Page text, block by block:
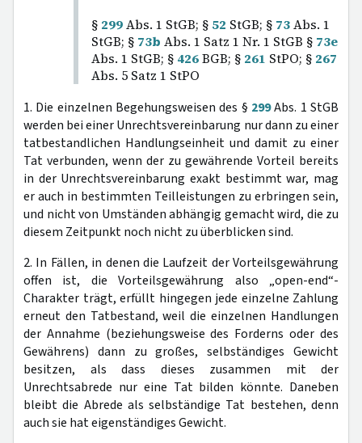
§ 299Abs. 1 StGB; § 52 StGB; § 73Abs. 1
StGB; § 73b Abs. 1 Satz 1 Nr. 1 StGB § 73e
Abs. 1 StGB; § 426BGB; § 261 StPO; § 267
Abs. 5 Satz 1 StPO
1. Die einzelnen Begehungsweisen des § 299Abs. 1 StGB
werden bei einer Unrechtsvereinbarung nur dann zu einer
tatbestandlichen Handlungseinheit und damit zu einer
Tat verbunden, wenn der zu gewährende Vorteil bereits
in der Unrechtsvereinbarung exakt bestimmt war, mag
er auch in bestimmten Teilleistungen zu erbringen sein,
und nicht von Umständen abhängig gemacht wird, die zu
diesem Zeitpunkt noch nicht zu überblicken sind.
2. In Fällen, in denen die Laufzeit der Vorteilsgewährung
offen ist, die Vorteilsgewährung also „open-end“-
Charakter trägt, erfüllt hingegen jede einzelne Zahlung
erneut den Tatbestand, weil die einzelnen Handlungen
der Annahme (beziehungsweise des Forderns oder des
Gewährens) dann zu großes, selbständiges Gewicht
besitzen, als dass dieses zusammen mit der
Unrechtsabrede nur eine Tat bilden könnte. Daneben
bleibt die Abrede als selbständige Tat bestehen, denn
auch sie hat eigenständiges Gewicht.